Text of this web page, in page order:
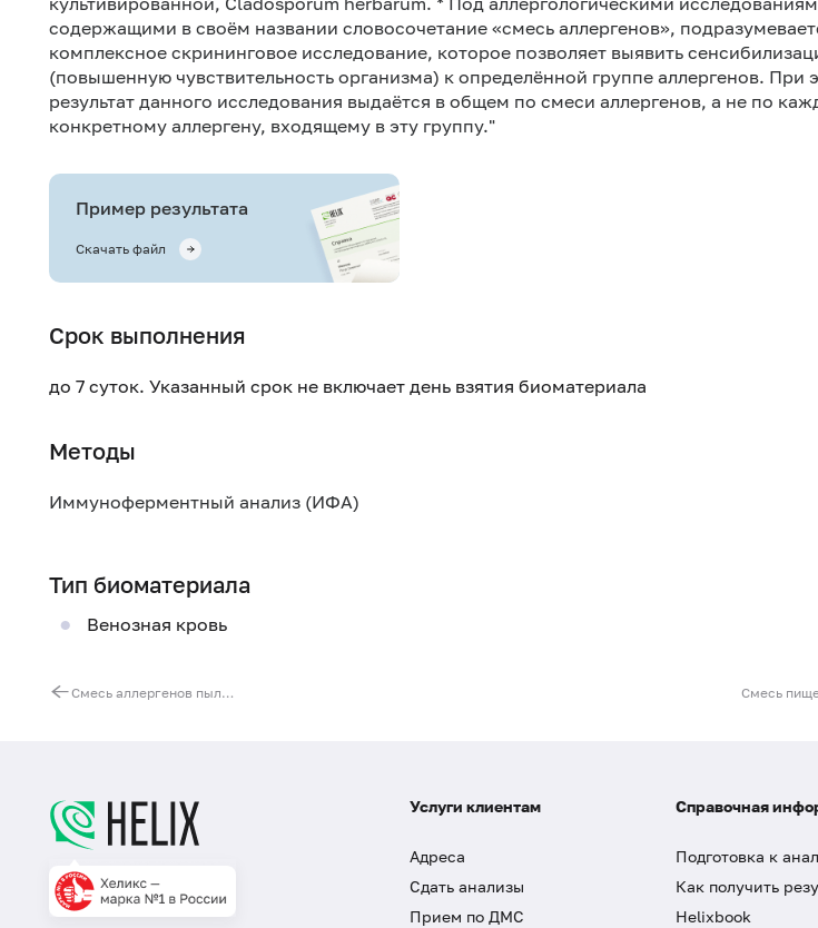
содержащими в своём названии словосочетание «смесь аллергенов»,
комплексное скрининговое исследование, которое позволяет выявить
(повышенную чувствительность организма) к определённой группе аллергенов. При
результат данного исследования выдаётся в общем по смеси аллергенов, а не по
конкретному аллергену, входящему в эту группу."
Пример результата
Скачать файл
Срок выполнения
до 7 суток. Указанный срок не включает день взятия биоматериала
Методы
Иммуноферментный анализ (ИФА)
Тип биоматериала
Венозная кровь
Смесь аллергенов пыли hm1 (IgE): домашняя пыль, Dermatophagoides pteronyssinus, Dermatophagoides farinae, таракан-прусак, ИФА
Услуги клиентам
Адреса
Сдать анализы
Прием по ДМС
Справочная
Подготовка к
Как получить
Helixbook